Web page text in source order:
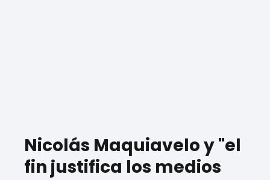
Nicolás Maquiavelo y "el
fin justifica los medios